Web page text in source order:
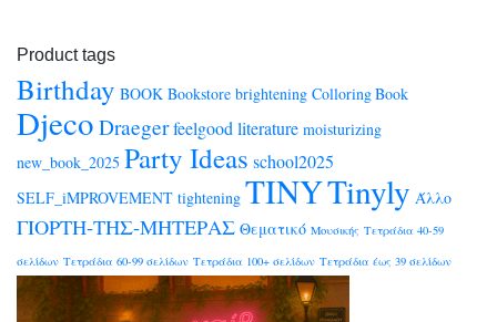
Product tags
Birthday BOOK Bookstore brightening Colloring Book
Djeco Draegerfeelgoodliterature moisturizing
new_book_2025 Party Ideas school2025
SELF_iMPROVEMENT tightening TINYTinyly Άλλο
ΓΙΟΡΤΗ-ΤΗΣ-ΜΗΤΕΡΑΣ Θεματικό Μουσικής Τετράδια 40-59
σελίδων Τετράδια 60-99 σελίδων Τετράδια 100+ σελίδων Τετράδια έως 39 σελίδων